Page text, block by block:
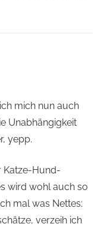
mich nun auch
Unabhängigkeit
yepp.
Katze-Hund-
wird wohl auch so
mal was Nettes:
verzeih ich